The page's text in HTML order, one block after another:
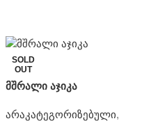
SOLD
OUT
მშრალი აჯიკა
არაკატეგორიზებული,